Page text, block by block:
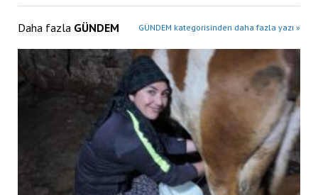
Daha fazla GÜNDEM GÜNDEM kategorisinden daha fazla yazı »